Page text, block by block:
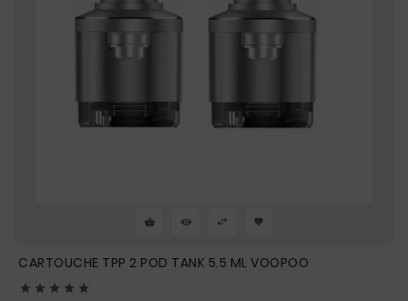
CARTOUCHE TPP 2 POD TANK 5.5 ML VOOPOO
    